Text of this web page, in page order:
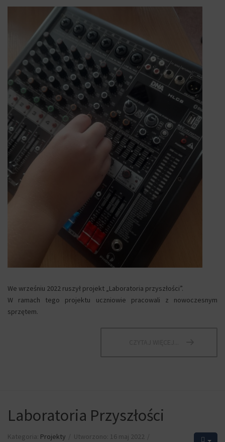
We wrześniu 2022 ruszył projekt „Laboratoria przyszłości”.
W ramach tego projektu uczniowie pracowali z nowoczesnym
sprzętem.
Laboratoria Przyszłości
Kategoria: Projekty
Utworzono: 16 maj 2022